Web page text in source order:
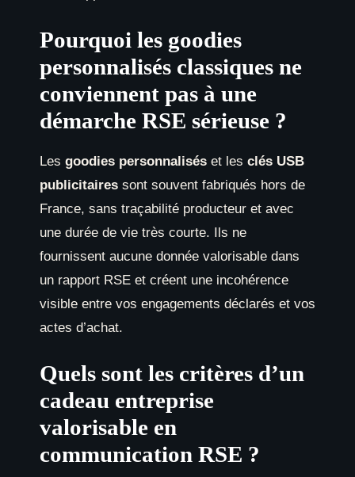
Pourquoi les goodies
personnalisés classiques ne
conviennent pas à une
démarche RSE sérieuse ?
Les goodies personnalisés et les clés USB
publicitaires sont souvent fabriqués hors de
France, sans traçabilité producteur et avec
une durée de vie très courte. Ils ne
fournissent aucune donnée valorisable dans
un rapport RSE et créent une incohérence
visible entre vos engagements déclarés et vos
actes d’achat.
Quels sont les critères d’un
cadeau entreprise
valorisable en
communication RSE ?